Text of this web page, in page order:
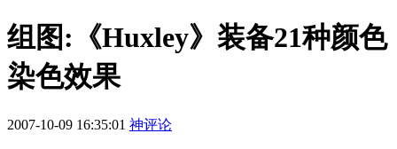
组图:《Huxley》装备21种颜色
染色效果
2007-10-09 16:35:01 神评论